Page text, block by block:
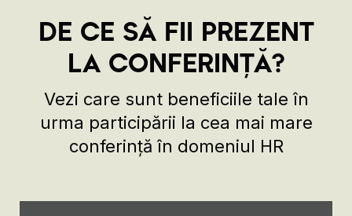
DE CE SĂ FII PREZENT
LA CONFERINȚĂ?
Vezi care sunt beneficiile tale în
urma participării la cea mai mare
conferință în domeniul HR